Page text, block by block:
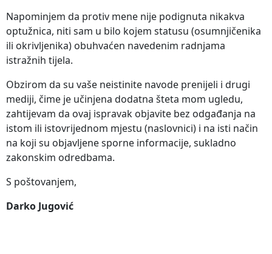
Napominjem da protiv mene nije podignuta nikakva
optužnica, niti sam u bilo kojem statusu (osumnjičenika
ili okrivljenika) obuhvaćen navedenim radnjama
istražnih tijela.
Obzirom da su vaše neistinite navode prenijeli i drugi
mediji, čime je učinjena dodatna šteta mom ugledu,
zahtijevam da ovaj ispravak objavite bez odgađanja na
istom ili istovrijednom mjestu (naslovnici) i na isti način
na koji su objavljene sporne informacije, sukladno
zakonskim odredbama.
S poštovanjem,
Darko Jugović